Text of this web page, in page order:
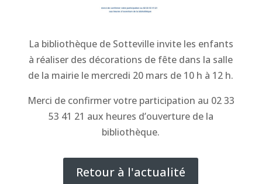
La bibliothèque de Sotteville invite les enfants
à réaliser des décorations de fête dans la salle
de la mairie le mercredi 20 mars de 10 h à 12 h.
Merci de confirmer votre participation au 02 33
53 41 21 aux heures d’ouverture de la
bibliothèque.
Retour à l'actualité